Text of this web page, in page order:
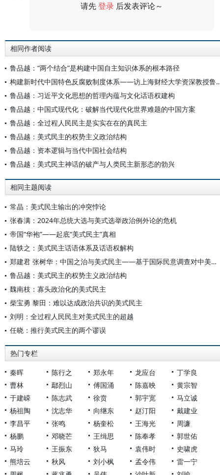
请先登录 后发表评论～
相同作者阅读
鲁品越：“两个结合”是构建中国自主知识体系的根本路径
构建新时代中国特色反腐败
鲁品越：习近平文化思想的哲理内蕴与文化话语权建构
鲁品越：中国式现代化：破解当代现代化世界难题的中国方案
鲁品越：全过程人民民主是实实在在的真民主
鲁品越：美式民主的权势主义政治结构
鲁品越：资本逻辑与当代中国社会结构
鲁品越：美式民主神话的破产与人类民主新形态的勃兴
相同主题阅读
常晶：美式民主输出的冲突悖论
张春满：2024年总统大选与美式选举政治例外论的危机
帝国“华袍”——起底“美式民主”真相
陆轶之：美式民主话语体系及话语权解构
郑建君 张树华：中国之治与美式民主——基于国际民意调查对中美两国的政治认知及比较分析
鲁品越：美式民主的权势主义政治结构
魏南枝：寡头政治化的美式民主
柴宝勇 黎田：难以达成政治共识的美式民主
刘明：全过程人民民主对美式民主的超越
任晓：推行美式民主的两个谬误
热门专栏
秦晖 陈行之 郑永年 龙应台
丁学良
曹林
鄢烈山 傅国涌 陈嘉映
黄宗智
于建嵘
陈志武 徐贲 郭宇宽
马立诚
杨祖陶
沈志华 向继东 赵汀阳
戴建业
李昌平
张鸣 杨奎松 王海光
周濂
杨鹏
邓晓芒 王缉思 陈奉孝
郭世佑
马玲
王振东 狄马 袁伟时
史啸虎
熊培云
秋风 刘小枫 孟令伟
雷一宁